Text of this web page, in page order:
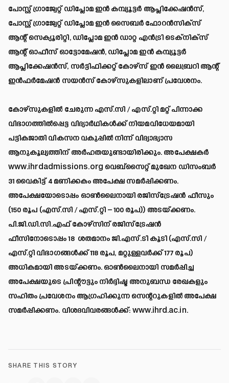
പോസ്റ്റ് ഗ്രാജ്വേറ്റ് ഡിപ്ലോമ ഇൻ കമ്പ്യൂട്ടർ ആപ്ലിക്കേഷൻസ്,
പോസ്റ്റ് ഗ്രാജ്വേറ്റ് ഡിപ്ലോമ ഇൻ സൈബർ ഫോറൻസിക്സ്
ആന്റ് സെക്യൂരിറ്റി, ഡിപ്ലോമ ഇൻ ഡാറ്റ എൻട്രി ടെക്നിക്സ്
ആന്റ് ഓഫീസ് ഓട്ടോമേഷൻ, ഡിപ്ലോമ ഇൻ കമ്പ്യൂട്ടർ
ആപ്ലിക്കേഷൻസ്, സർട്ടിഫിക്കറ്റ് കോഴ്സ് ഇൻ ലൈബ്രറി ആന്റ്
ഇൻഫർമേഷൻ സയൻസ് കോഴ്സുകളിലാണ് പ്രവേശനം.
കോഴ്സുകളിൽ ചേരുന്ന എസ്.സി / എസ്.റ്റി മറ്റ് പിന്നാക്ക
വിഭാഗത്തിൽപ്പെട്ട വിദ്യാർഥികൾക്ക് നിയമവിധേയമായി
പട്ടികജാതി വികസന വകുപ്പിൽ നിന്ന് വിദ്യാഭ്യാസ
ആനുകൂല്യത്തിന് അർഹതയുണ്ടായിരിക്കും. അപേക്ഷകർ
www.ihrdadmissions.org വെബ്സൈറ്റ് മുഖേന ഡിസംബർ
31 വൈകിട്ട് 4 മണിക്കകം അപേക്ഷ സമർപ്പിക്കണം.
അപേക്ഷയോടൊപ്പം ഓൺലൈനായി രജിസ്ട്രേഷൻ ഫീസും
(150 രൂപ (എസ്.സി / എസ്.റ്റി – 100 രൂപ)) അടയ്ക്കണം.
പി.ജി.ഡി.സി.എഫ് കോഴ്സിന് രജിസ്ട്രേഷൻ
ഫീസിനോടൊപ്പം 18 ശതമാനം ജി.എസ്.ടി കൂടി (എസ്.സി /
എസ്.റ്റി വിഭാഗങ്ങൾക്ക് 118 രൂപ, മറ്റുള്ളവർക്ക് 177 രൂപ)
അധികമായി അടയ്ക്കണം. ഓൺലൈനായി സമർപ്പിച്ച
അപേക്ഷയുടെ പ്രിന്റൗട്ടും നിർദ്ദിഷ്ട അനുബന്ധ രേഖകളും
സഹിതം പ്രവേശനം ആഗ്രഹിക്കുന്ന സെന്ററുകളിൽ അപേക്ഷ
സമർപ്പിക്കണം. വിശദവിവരങ്ങൾക്ക്: www.ihrd.ac.in.
SHARE THIS STORY